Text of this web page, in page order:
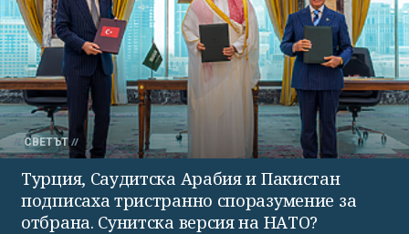
СВЕТЪТ
Турция, Саудитска Арабия и Пакистан
подписаха тристранно споразумение за
отбрана. Сунитска версия на НАТО?